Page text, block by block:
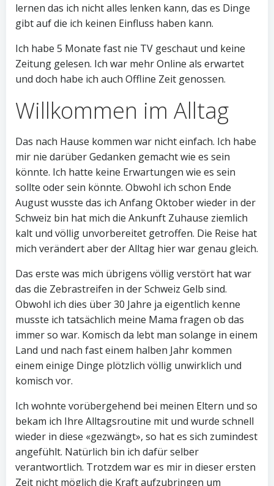
lernen das ich nicht alles lenken kann, das es Dinge
gibt auf die ich keinen Einfluss haben kann.
Ich habe 5 Monate fast nie TV geschaut und keine
Zeitung gelesen. Ich war mehr Online als erwartet
und doch habe ich auch Offline Zeit genossen.
Willkommen im Alltag
Das nach Hause kommen war nicht einfach. Ich habe
mir nie darüber Gedanken gemacht wie es sein
könnte. Ich hatte keine Erwartungen wie es sein
sollte oder sein könnte. Obwohl ich schon Ende
August wusste das ich Anfang Oktober wieder in der
Schweiz bin hat mich die Ankunft Zuhause ziemlich
kalt und völlig unvorbereitet getroffen. Die Reise hat
mich verändert aber der Alltag hier war genau gleich.
Das erste was mich übrigens völlig verstört hat war
das die Zebrastreifen in der Schweiz Gelb sind.
Obwohl ich dies über 30 Jahre ja eigentlich kenne
musste ich tatsächlich meine Mama fragen ob das
immer so war. Komisch da lebt man solange in einem
Land und nach fast einem halben Jahr kommen
einem einige Dinge plötzlich völlig unwirklich und
komisch vor.
Ich wohnte vorübergehend bei meinen Eltern und so
bekam ich Ihre Alltagsroutine mit und wurde schnell
wieder in diese «gezwängt», so hat es sich zumindest
angefühlt. Natürlich bin ich dafür selber
verantwortlich. Trotzdem war es mir in dieser ersten
Zeit nicht möglich die Kraft aufzubringen um